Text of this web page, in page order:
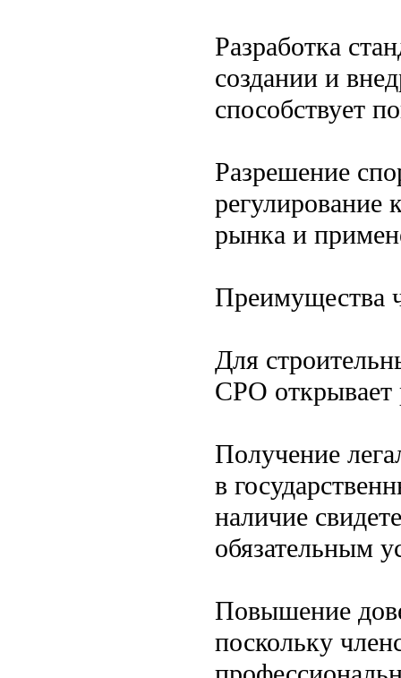
Разработка
создании и
способствует
Разрешение
регулирование
рынка и
Преимущества
Для
СРО открывает
Получение
в
наличие
обязательным
Повышение
поскольку